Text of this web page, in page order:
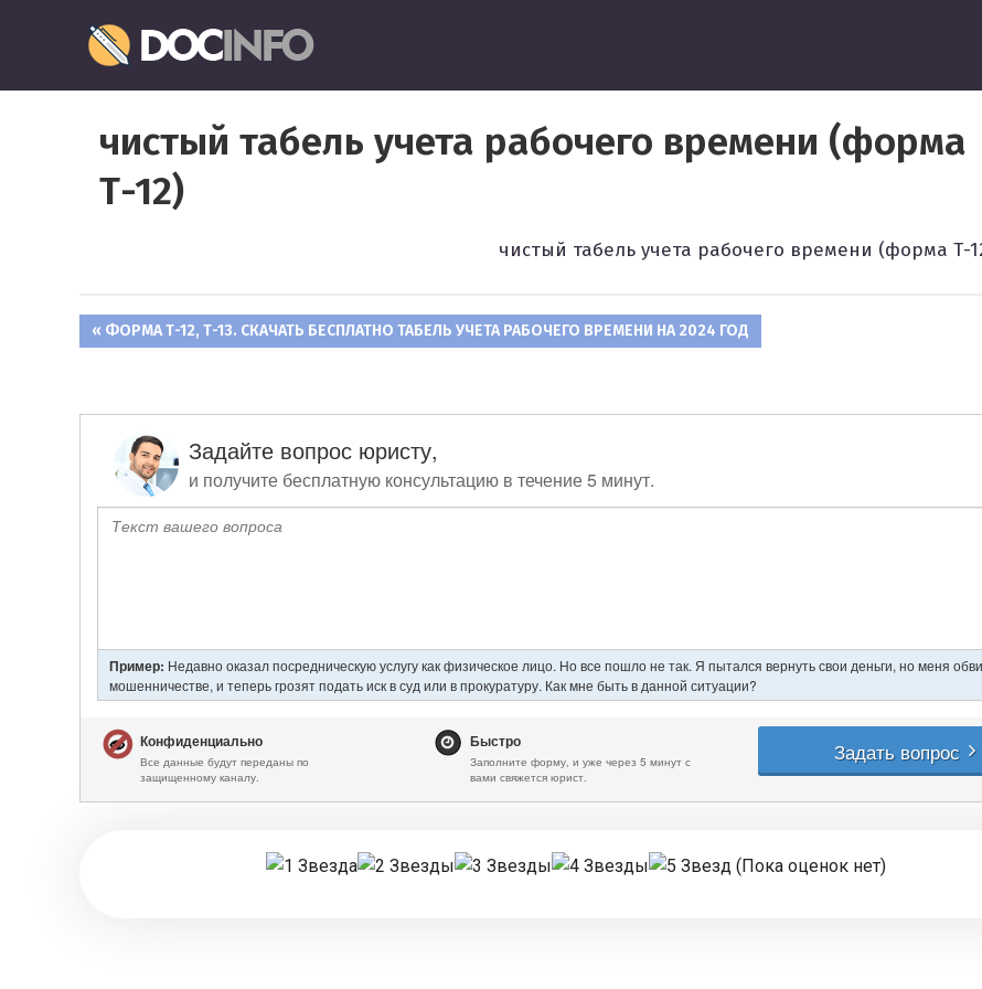
к
заполнение
документов
чистый табель учета рабочего времени (форма
Т-12)
чистый табель учета рабочего времени (форма Т-
Навигация
записям
ПРЕДЫДУЩАЯ
ФОРМА Т-12, Т-13. СКАЧАТЬ БЕСПЛАТНО ТАБЕЛЬ УЧЕТА РАБОЧЕГО ВРЕМЕНИ НА 2024 ГОД
(Пока оценок нет)